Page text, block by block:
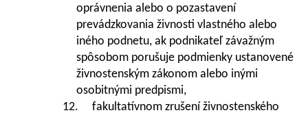
oprávnenia alebo o pozastavení
prevádzkovania živnosti vlastného alebo
iného podnetu, ak podnikateľ závažným
spôsobom porušuje podmienky ustanovené
živnostenským zákonom alebo inými
osobitnými predpismi,
12. fakultatívnom zrušení živnostenského